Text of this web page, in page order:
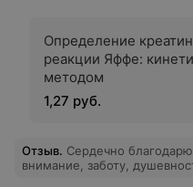
Определение
реакции Яффе:
методом
1,27 руб.
Отзыв. Сердечно
внимание, заботу,